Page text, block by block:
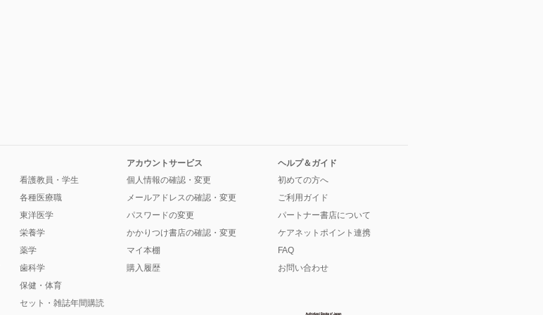
看護教員・学生
各種医療職
東洋医学
栄養学
薬学
歯科学
保健・体育
セット・雑誌年間購読
アカウントサービス
個人情報の確認・変更
メールアドレスの確認・変更
パスワードの変更
かかりつけ書店の確認・変更
マイ本棚
購入履歴
ヘルプ＆ガイド
初めての方へ
ご利用ガイド
パートナー書店について
ケアネットポイント連携
FAQ
お問い合わせ